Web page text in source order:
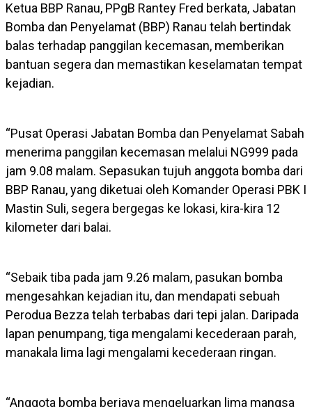
Ketua BBP Ranau, PPgB Rantey Fred berkata, Jabatan
Bomba dan Penyelamat (BBP) Ranau telah bertindak
balas terhadap panggilan kecemasan, memberikan
bantuan segera dan memastikan keselamatan tempat
kejadian.
“Pusat Operasi Jabatan Bomba dan Penyelamat Sabah
menerima panggilan kecemasan melalui NG999 pada
jam 9.08 malam. Sepasukan tujuh anggota bomba dari
BBP Ranau, yang diketuai oleh Komander Operasi PBK I
Mastin Suli, segera bergegas ke lokasi, kira-kira 12
kilometer dari balai.
“Sebaik tiba pada jam 9.26 malam, pasukan bomba
mengesahkan kejadian itu, dan mendapati sebuah
Perodua Bezza telah terbabas dari tepi jalan. Daripada
lapan penumpang, tiga mengalami kecederaan parah,
manakala lima lagi mengalami kecederaan ringan.
“Anggota bomba berjaya mengeluarkan lima mangsa